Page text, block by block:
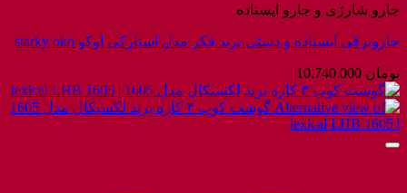
جارو شارژی و جارو ایستاده
جاروبرقی ایستاده و دستی برند فکر مدل استارکی اوکو starky oko
تومان